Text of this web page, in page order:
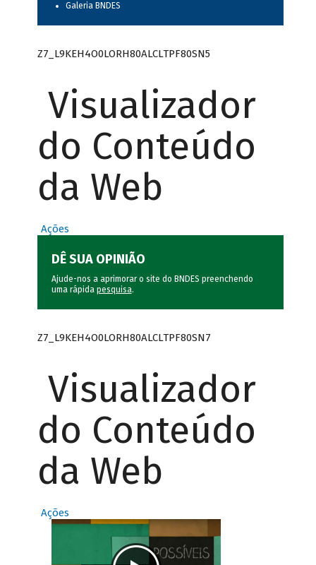
Galeria BNDES
Z7_L9KEH4O0LORH80ALCLTPF80SN5
Visualizador
do Conteúdo
da Web
Ações
DÊ SUA OPINIÃO
Ajude-nos a aprimorar o site do BNDES preenchendo
uma rápida pesquisa.
Z7_L9KEH4O0LORH80ALCLTPF80SN7
Visualizador
do Conteúdo
da Web
Ações